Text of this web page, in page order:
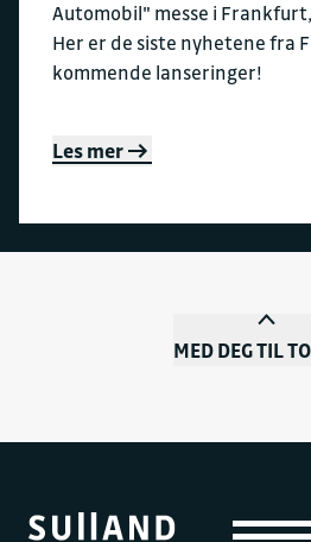
Automobil" messe i
Her er de siste nyhetene fra
kommende lanseringer!
Les mer
MED DEG TIL